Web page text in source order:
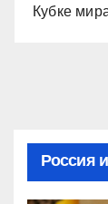
Кубке
Россия